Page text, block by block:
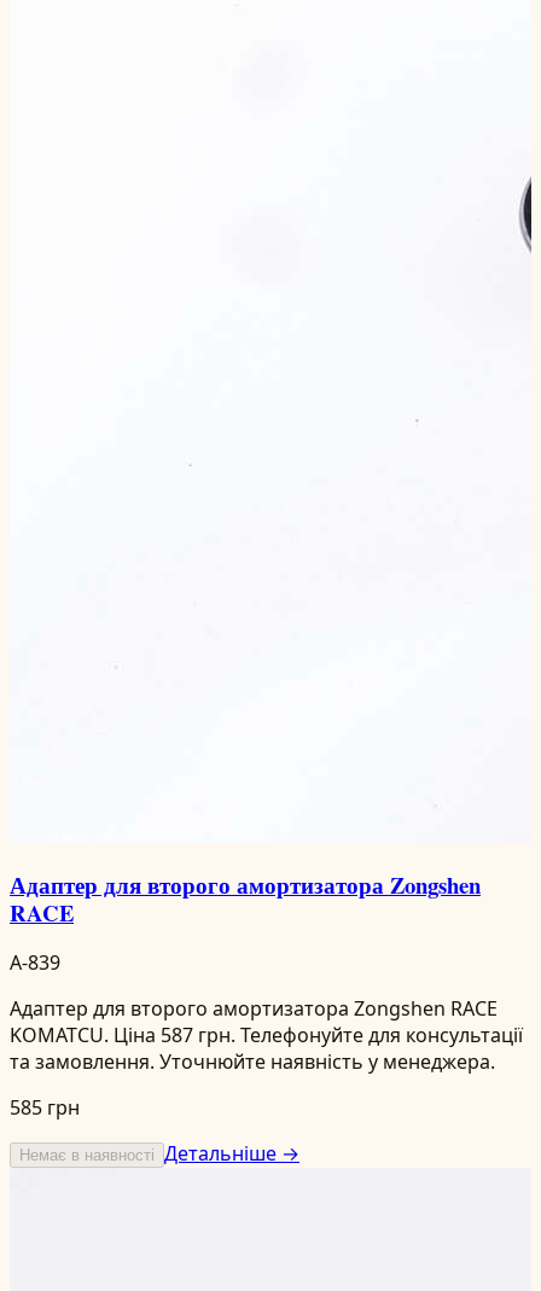
Адаптер для второго амортизатора Zongshen
RACE
A-839
Адаптер для второго амортизатора Zongshen RACE
KOMATCU. Ціна 587 грн. Телефонуйте для консультації
та замовлення. Уточнюйте наявність у менеджера.
585 грн
Немає в наявності Детальніше →